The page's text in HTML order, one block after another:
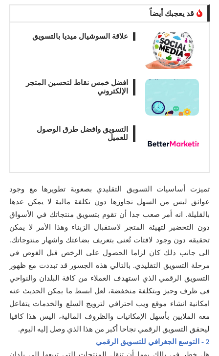
قد يعجبك أيضاً
علاقة السوشيال ميديا بالتسويق
افضل خمس نقاط لتحسين المتجر
الإلكتروني
التسويق وافضل طرق الوصول
للعميل
تميزت أساسيات التسويق التقليدي بصعوبة تطويرها مع وجود
عوائق ليس من السهل تجاوزها دون تكلفة مالية لا يمكن عدها
بالقليلة. انه أمر صعب جدا أن تقوم بتسويق منتجاتك في الأسواق
دون التحضير لتهيئة المتجر لاستقبال الزبناء وهذا الأمر لا يمكن
تحقيقه دون وجود لافتات تُعنى بتعريف بضاعتك واشهار منتوجاتك.
الى جانب ذلك كان لزاما الحصول على الرخص قبل الغوص في
مرحلة التسويق التقليدي. بالتالي هذه الجسور قد تبددت مع ظهور
التسويق الرقمي الذي استهدف العملاء من كافة البلدان والنواحي
في ظرف وجيز وبتكلفة منخفضة، لعل ابسط ما يمكن الحديث عنه
امكانية انشاء موقع ويب احترافي لترويج السلع والخدمات يتفاعل
معه الملايين بأسهل الإمكانيات والظروف المالية، اليس هذا كافيا
ليحقق التسويق الرقمي نجاحا أكبر من هذا الذي وصل إليه اليوم.
2 - التوسع الجغرافي للتسويق الرقمي
هل خطر في بالك يوما أن تنقل المنتجات التي تبيعها إلى بلدان